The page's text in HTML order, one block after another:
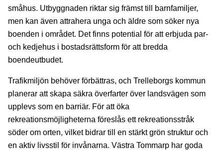
småhus. Utbyggnaden riktar sig främst till barnfamiljer,
men kan även attrahera unga och äldre som söker nya
boenden i området. Det finns potential för att erbjuda par-
och kedjehus i bostadsrättsform för att bredda
boendeutbudet.
Trafikmiljön behöver förbättras, och Trelleborgs kommun
planerar att skapa säkra överfarter över landsvägen som
upplevs som en barriär. För att öka
rekreationsmöjligheterna föreslås ett rekreationsstråk
söder om orten, vilket bidrar till en stärkt grön struktur och
en aktiv livsstil för invånarna. Västra Tommarp har goda